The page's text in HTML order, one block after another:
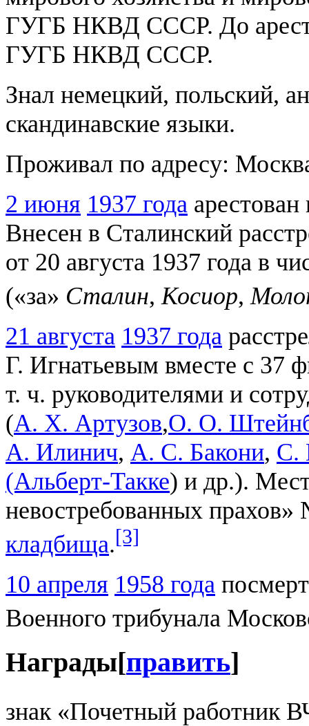
ГУГБ НКВД СССР. До
ГУГБ НКВД СССР.
Знал немецкий, польский,
скандинавские языки.
Проживал по адресу:
2 июня 1937 года
Внесен в Сталинский
от 20 августа 1937 года в
(«за» Сталин,Косиор,
21 августа 1937 года
Г. Игнатьевым вместе с 37
т. ч. руководителями и
(А. Х. Артузов,О. О.
А. Илинич, А. С. Бакони, С.
(Альберт-Такке) и др.).
невостребованных
кладбища.[3]
10 апреля 1958 года
Военного трибунала
Награды[править]
знак «Почетный